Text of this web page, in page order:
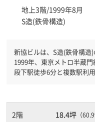
地上3階/1999年8月
S造(鉄骨構造)
新協ビルは、S造(鉄骨構造)
1999年、東京メトロ半蔵
段下駅徒歩6分と複数駅利
2階 18.4坪（